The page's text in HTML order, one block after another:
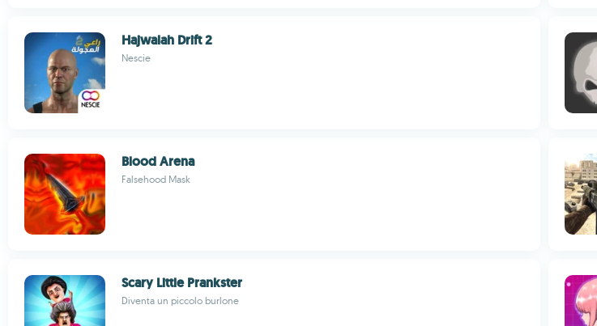
Hajwalah Drift 2
Nescie
Blood Arena
Falsehood Mask
Scary Little Prankster
Diventa un piccolo burlone